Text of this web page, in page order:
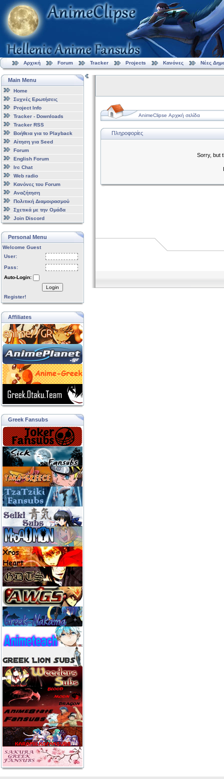
Αρχική Forum Tracker Projects Κανόνες Νέες
Main Menu
Home
Συχνές Ερωτήσεις
Project Info
Tracker - Downloads
Tracker RSS
Βοήθεια για το Playback
Αίτηση για Seed
Forum
English Forum
Irc Chat
Web radio
Κανόνες του Forum
Αναζήτηση
Πολιτική Διαμοιρασμού
Σχετικά με την Ομάδα
Join Discord
Personal Menu
Welcome Guest
User:
Pass:
Auto-Login:
Login
Register!
Affiliates
Greek Fansubs
AnimeClipse Αρχική σελίδα
Πληροφορίες
Sorry, but